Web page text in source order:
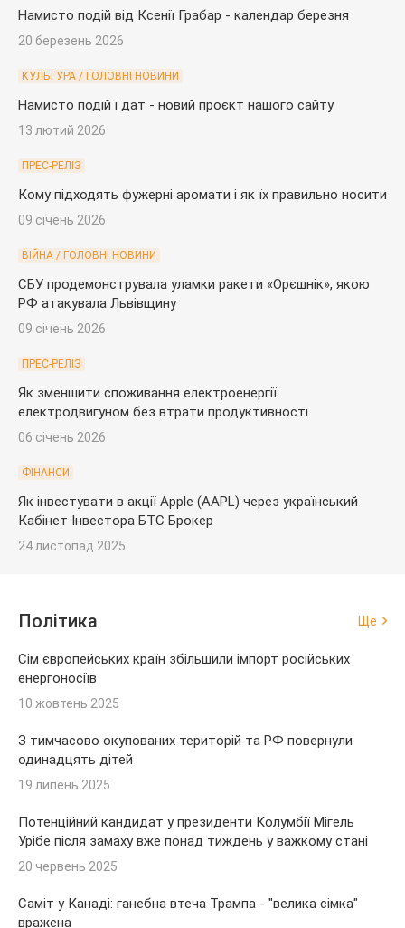
Намисто подій від Ксенії Грабар - календар березня
20 березень 2026
КУЛЬТУРА / ГОЛОВНІ НОВИНИ
Намисто подій і дат - новий проєкт нашого сайту
13 лютий 2026
ПРЕС-РЕЛІЗ
Кому підходять фужерні аромати і як їх правильно носити
09 січень 2026
ВІЙНА / ГОЛОВНІ НОВИНИ
СБУ продемонструвала уламки ракети «Орєшнік», якою
РФ атакувала Львівщину
09 січень 2026
ПРЕС-РЕЛІЗ
Як зменшити споживання електроенергії
електродвигуном без втрати продуктивності
06 січень 2026
ФІНАНСИ
Як інвестувати в акції Apple (AAPL) через український
Кабінет Інвестора БТС Брокер
24 листопад 2025
Політика Ще
Сім європейських країн збільшили імпорт російських
енергоносіїв
10 жовтень 2025
З тимчасово окупованих територій та РФ повернули
одинадцять дітей
19 липень 2025
Потенційний кандидат у президенти Колумбії Мігель
Урібе після замаху вже понад тиждень у важкому стані
20 червень 2025
Саміт у Канаді: ганебна втеча Трампа - "велика сімка"
вражена